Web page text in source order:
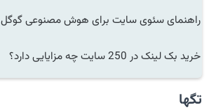
راهنمای سئوی سایت برای هوش مصنوعی گوگل
خرید بک لینک در 250 سایت چه مزایایی دارد؟
تگها